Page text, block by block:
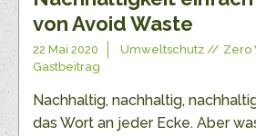
von Avoid Waste
22 Mai 2020 Umweltschutz
Zero
Gastbeitrag
Nachhaltig, nachhaltig,
das Wort an jeder Ecke. Aber